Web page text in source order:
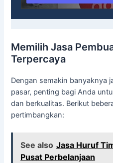
Memilih Jasa
Terpercaya
Dengan semakin banyaknya
pasar, penting bagi Anda
dan berkualitas. Berikut
pertimbangkan:
See also Jasa Huruf
Pusat Perbelanjaan